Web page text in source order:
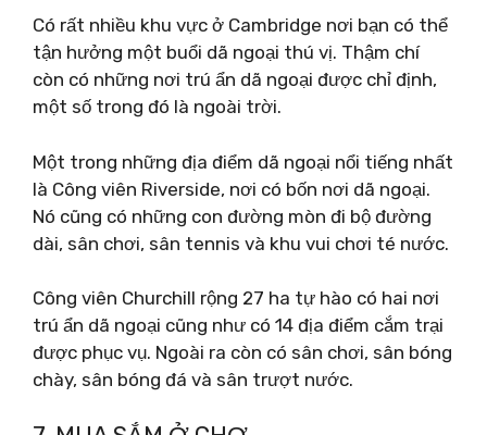
Có rất nhiều khu vực ở Cambridge nơi bạn có thể
tận hưởng một buổi dã ngoại thú vị. Thậm chí
còn có những nơi trú ẩn dã ngoại được chỉ định,
một số trong đó là ngoài trời.
Một trong những địa điểm dã ngoại nổi tiếng nhất
là Công viên Riverside, nơi có bốn nơi dã ngoại.
Nó cũng có những con đường mòn đi bộ đường
dài, sân chơi, sân tennis và khu vui chơi té nước.
Công viên Churchill rộng 27 ha tự hào có hai nơi
trú ẩn dã ngoại cũng như có 14 địa điểm cắm trại
được phục vụ. Ngoài ra còn có sân chơi, sân bóng
chày, sân bóng đá và sân trượt nước.